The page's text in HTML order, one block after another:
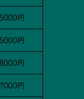
5000円
5000円
8000円
7000円